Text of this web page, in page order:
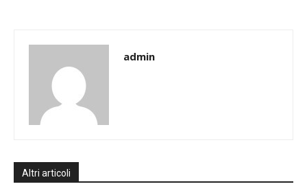
admin
Altri articoli